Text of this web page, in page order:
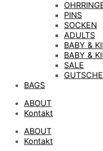
PINS
SOCKEN
ADULTS
BABY &
BABY &
SALE
BAGS
ABOUT
Kontakt
ABOUT
Kontakt